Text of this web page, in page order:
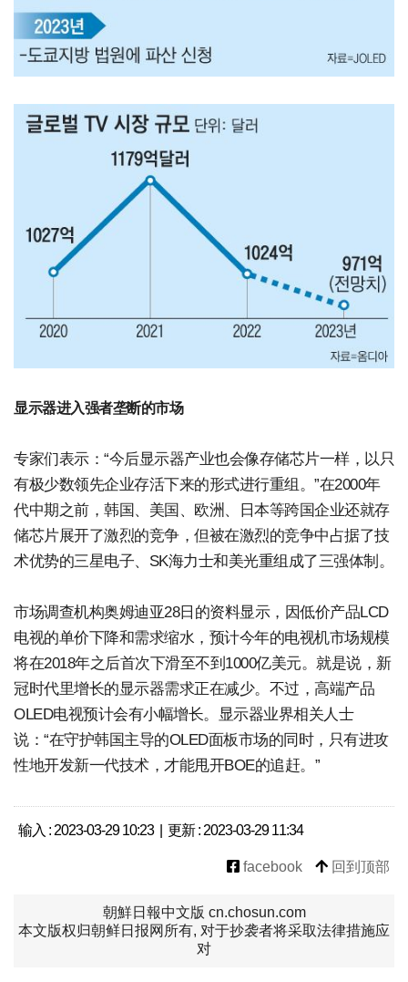
显示器进入强者垄断的市场
专家们表示：“今后显示器产业也会像存储芯片一样，以只
有极少数领先企业存活下来的形式进行重组。”在2000年
代中期之前，韩国、美国、欧洲、日本等跨国企业还就存
储芯片展开了激烈的竞争，但被在激烈的竞争中占据了技
术优势的三星电子、SK海力士和美光重组成了三强体制。
市场调查机构奥姆迪亚28日的资料显示，因低价产品LCD
电视的单价下降和需求缩水，预计今年的电视机市场规模
将在2018年之后首次下滑至不到1000亿美元。就是说，新
冠时代里增长的显示器需求正在减少。不过，高端产品
OLED电视预计会有小幅增长。显示器业界相关人士
说：“在守护韩国主导的OLED面板市场的同时，只有进攻
性地开发新一代技术，才能甩开BOE的追赶。”
输入 : 2023-03-29 10:23 | 更新 : 2023-03-29 11:34
facebook 回到顶部
朝鮮日報中文版 cn.chosun.com
本文版权归朝鲜日报网所有, 对于抄袭者将采取法律措施应
对